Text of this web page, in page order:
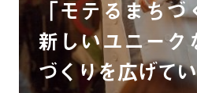
「モテるまちづ
新しいユニーク
づくりを広げてい